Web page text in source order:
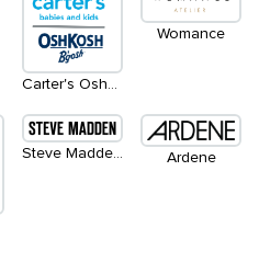
Carter's OshKosh
Womance
Steve Madden Vêtement Ardene